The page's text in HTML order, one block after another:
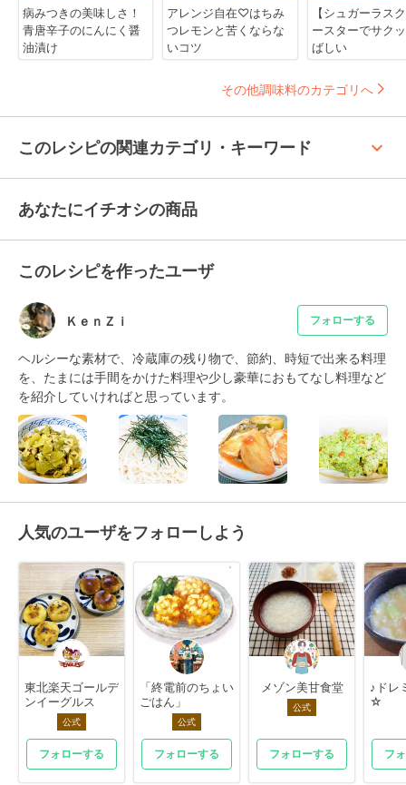
病みつきの美味しさ！
青唐辛子のにんにく醤
油漬け
アレンジ自在♡はちみ
つレモンと苦くならな
いコツ
【シュガーラス
ースターでサク
ばしい
その他調味料のカテゴリへ
このレシピの関連カテゴリ・キーワード keyboard_arrow_up
あなたにイチオシの商品
このレシピを作ったユーザ
ＫｅｎＺｉ フォローする
ヘルシーな素材で、冷蔵庫の残り物で、節約、時短で出来る料理
を、たまには手間をかけた料理や少し豪華におもてなし料理など
を紹介していければと思っています。
人気のユーザをフォローしよう
東北楽天ゴールデ
ンイーグルス
公式
フォローする
「終電前のちょい
ごはん」
公式
フォローする
メゾン美甘食堂
公式
フォローする
♪ドレ
☆
フ